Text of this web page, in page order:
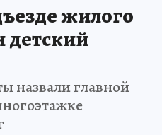
жилого
детский
назвали главной